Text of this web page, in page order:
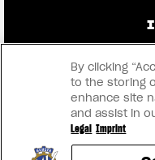
By clicking
to the storing
enhance site
and assist in
Legal Imprint